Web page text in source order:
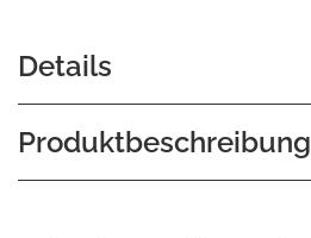
Details
Produktbeschreibung